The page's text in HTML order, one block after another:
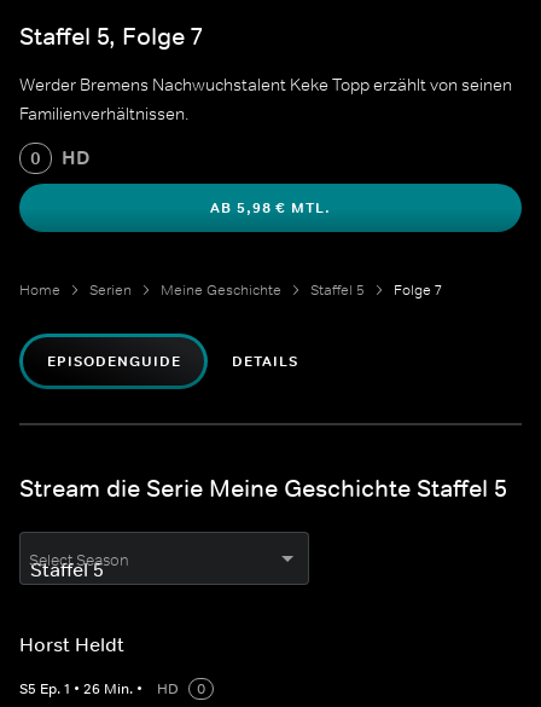
Staffel 5, Folge 7
Werder Bremens Nachwuchstalent Keke Topp erzählt von seinen
Familienverhältnissen.
0 HD
AB 5,98 € MTL.
Home Serien Meine Geschichte Staffel 5 Folge 7
EPISODENGUIDE DETAILS
Stream die Serie Meine Geschichte Staffel 5
Select Season
Horst Heldt
S5 Ep.1 • 26 Min. • HD
0